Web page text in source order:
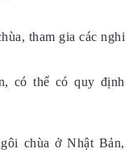
tham gia các nghi
có thể có quy định
chùa ở Nhật Bản,